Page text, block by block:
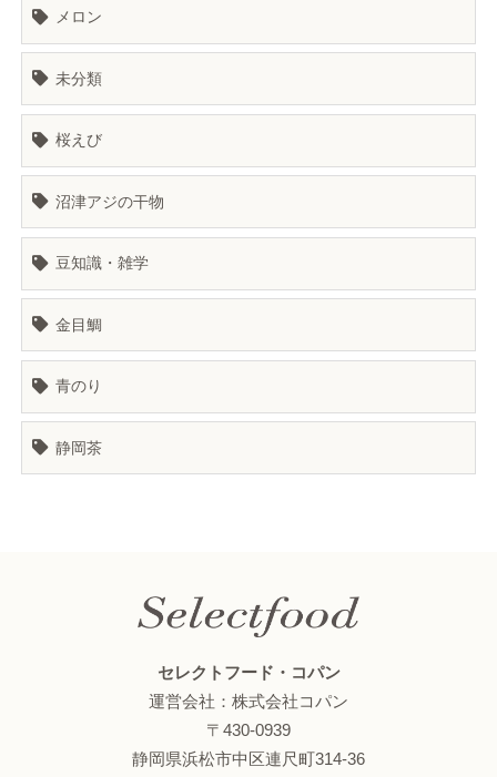
メロン
未分類
桜えび
沼津アジの干物
豆知識・雑学
金目鯛
青のり
静岡茶
セレクトフード・コパン
運営会社：株式会社コパン
〒430-0939
静岡県浜松市中区連尺町314-36